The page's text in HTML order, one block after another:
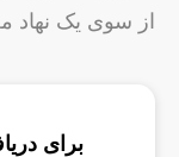
از سوی یک نهاد
برای